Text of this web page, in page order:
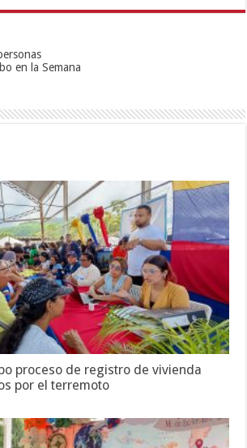
en la Semana
proceso de registro de vivienda
por el terremoto